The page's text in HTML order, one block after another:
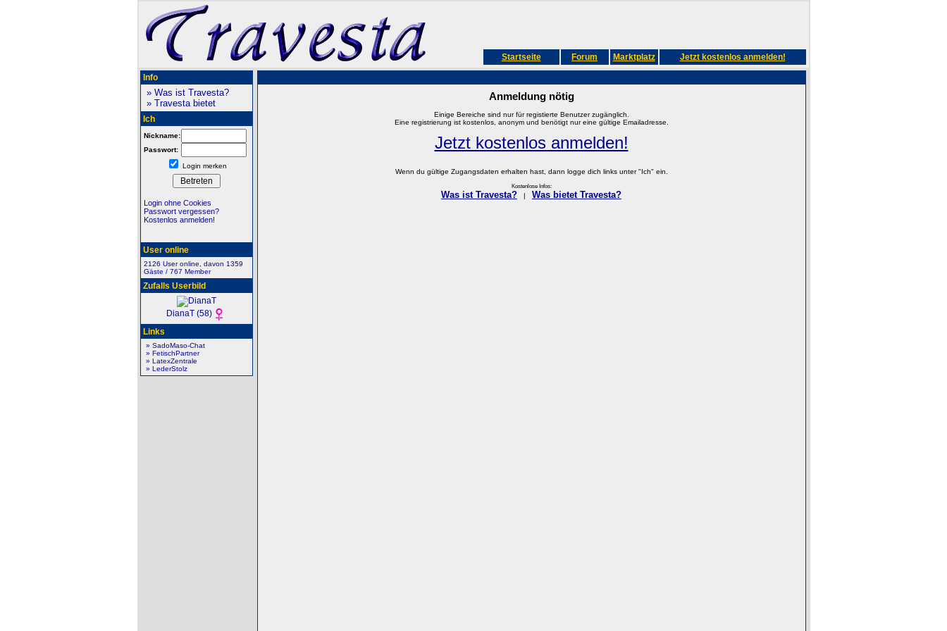
Startseite Forum Marktplatz Jetzt kostenlos anmelden!
Info
» Was ist Travesta?
» Travesta bietet
Ich
Nickname:
Passwort:
Login merken
Login ohne Cookies
Passwort vergessen?
Kostenlos anmelden!
User online
2126 User online, davon 1359
Gäste / 767 Member
Zufalls Userbild
DianaT (58)
Links
» SadoMaso-Chat
» FetischPartner
» LatexZentrale
» LederStolz
Anmeldung nötig
Einige Bereiche sind nur für registierte Benutzer zugänglich.
Eine registrierung ist kostenlos, anonym und benötigt nur eine gültige Emailadresse.
Jetzt kostenlos anmelden!
Wenn du gültige Zugangsdaten erhalten hast, dann logge dich links unter "Ich" ein.
Kostenlose Infos:
Was ist Travesta? Was bietet Travesta?